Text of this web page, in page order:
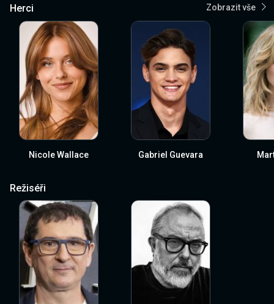
Herci Zobrazit vše
Nicole Wallace Gabriel Guevara
Režiséři